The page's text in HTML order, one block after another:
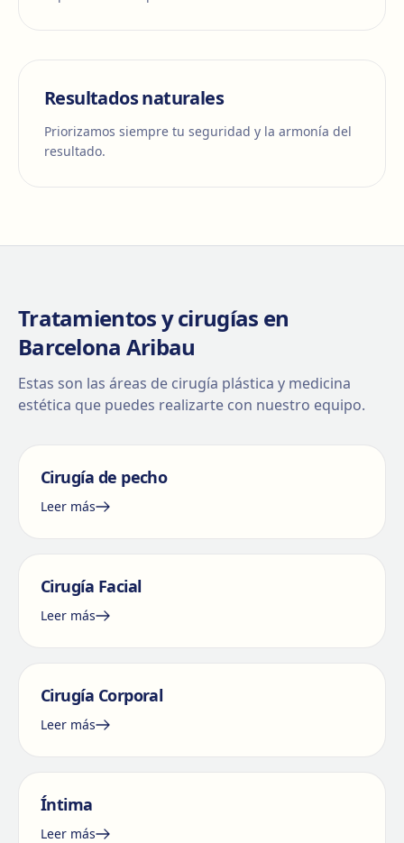
Resultados naturales
Priorizamos siempre tu seguridad y la armonía del
resultado.
Tratamientos y cirugías en
Barcelona Aribau
Estas son las áreas de cirugía plástica y medicina
estética que puedes realizarte con nuestro equipo.
Cirugía de pecho
Leer más
Cirugía Facial
Leer más
Cirugía Corporal
Leer más
Íntima
Leer más